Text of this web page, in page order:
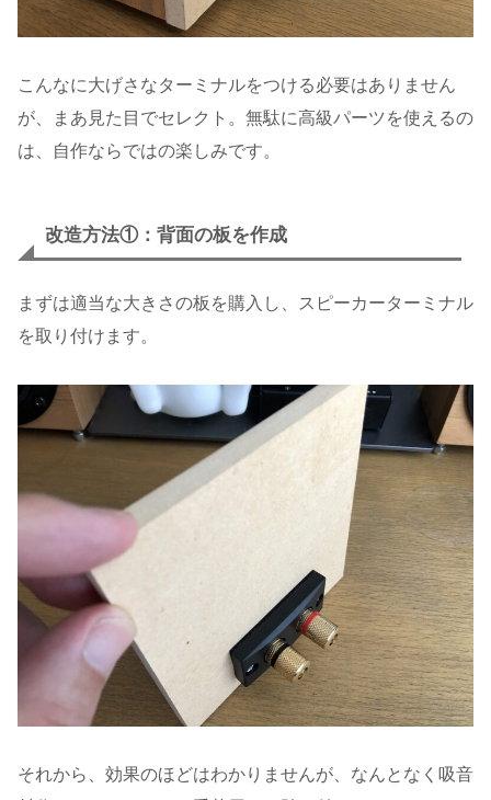
こんなに大げさなターミナルをつける必要はありません
が、まあ見た目でセレクト。無駄に高級パーツを使えるの
は、自作ならではの楽しみです。
改造方法①：背面の板を作成
まずは適当な大きさの板を購入し、スピーカーターミナル
を取り付けます。
それから、効果のほどはわかりませんが、なんとなく吸音